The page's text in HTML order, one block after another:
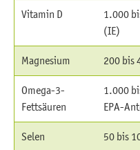
Vitamin D
1.000
(IE)
Magnesium 200 bis
Omega-3-
Fettsäuren
1.000
EPA-
Selen 50 bis